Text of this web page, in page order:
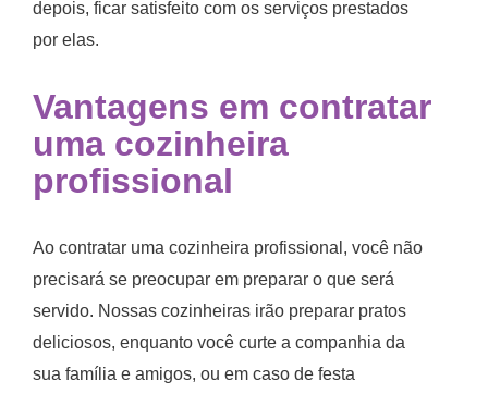
depois, ficar satisfeito com os serviços prestados
por elas.
Vantagens em contratar
uma cozinheira
profissional
Ao contratar uma cozinheira profissional, você não
precisará se preocupar em preparar o que será
servido. Nossas cozinheiras irão preparar pratos
deliciosos, enquanto você curte a companhia da
sua família e amigos, ou em caso de festa